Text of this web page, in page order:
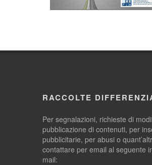
RACCOLTE
Per segnalazioni, richieste di
pubblicazione di contenuti, per
pubblicitarie, per abusi o
contattare per email al seguente
mail: